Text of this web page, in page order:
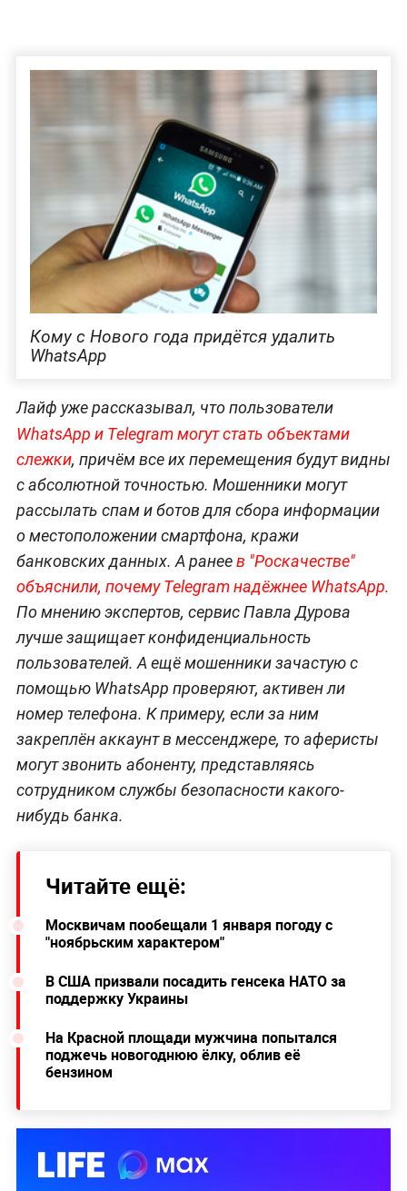
Кому с Нового года придётся удалить
WhatsApp
Лайф уже рассказывал, что пользователи
WhatsApp и Telegramмогут стать объектами
слежки, причём все их перемещения будут видны
с абсолютной точностью. Мошенники могут
рассылать спам и ботов для сбора информации
о местоположении смартфона, кражи
банковских данных. А ранеев "Роскачестве"
объяснили, почему Telegram надёжнее WhatsApp.
По мнению экспертов, сервис Павла Дурова
лучше защищает конфиденциальность
пользователей. А ещё мошенники зачастую с
помощью WhatsApp проверяют, активен ли
номер телефона. К примеру, если за ним
закреплён аккаунт в мессенджере, то аферисты
могут звонить абоненту, представляясь
сотрудником службы безопасности какого-
нибудь банка.
Читайте ещё:
Москвичам пообещали 1 января погоду с
"ноябрьским характером"
В США призвали посадить генсека НАТО за
поддержку Украины
На Красной площади мужчина попытался
поджечь новогоднюю ёлку, облив её
бензином